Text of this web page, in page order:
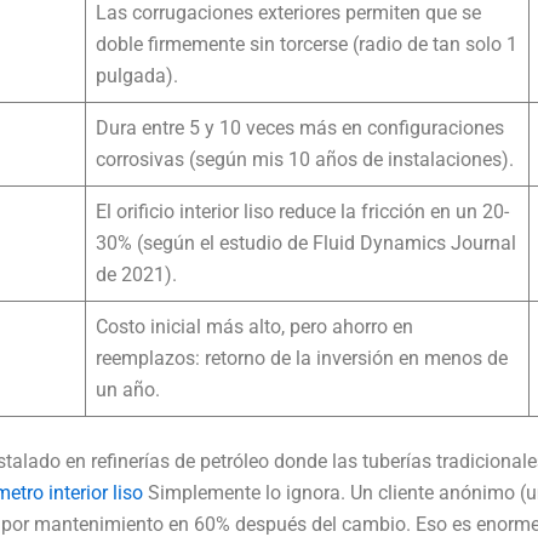
Las corrugaciones exteriores permiten que se
doble firmemente sin torcerse (radio de tan solo 1
pulgada).
Dura entre 5 y 10 veces más en configuraciones
corrosivas (según mis 10 años de instalaciones).
El orificio interior liso reduce la fricción en un 20-
30% (según el estudio de Fluid Dynamics Journal
de 2021).
Costo inicial más alto, pero ahorro en
reemplazos: retorno de la inversión en menos de
un año.
en refinerías de petróleo donde las tuberías
interior liso Simplemente lo ignora. Un cliente anónimo
mantenimiento en 60% después del cambio. Eso es